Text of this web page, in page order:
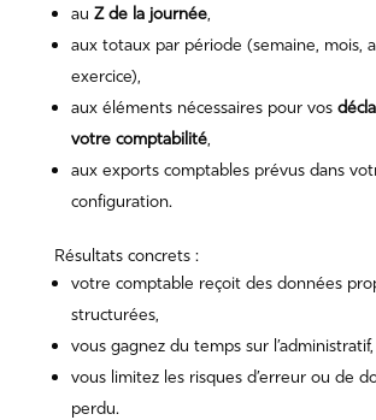
au Z de la journée,
aux totaux par période (semaine, mois,
exercice),
aux éléments nécessaires pour vos
votre comptabilité,
aux exports comptables prévus dans
configuration.
Résultats concrets :
votre comptable reçoit des données
structurées,
vous gagnez du temps sur l’administratif,
vous limitez les risques d’erreur ou de
perdu.